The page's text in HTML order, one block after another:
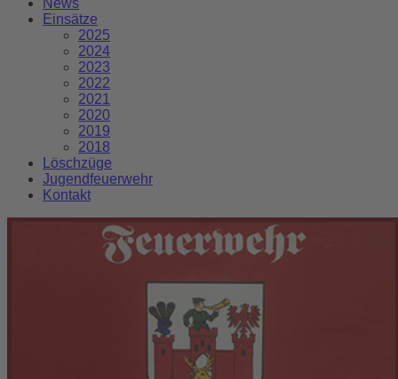
News
Einsätze
2025
2024
2023
2022
2021
2020
2019
2018
Löschzüge
Jugendfeuerwehr
Kontakt